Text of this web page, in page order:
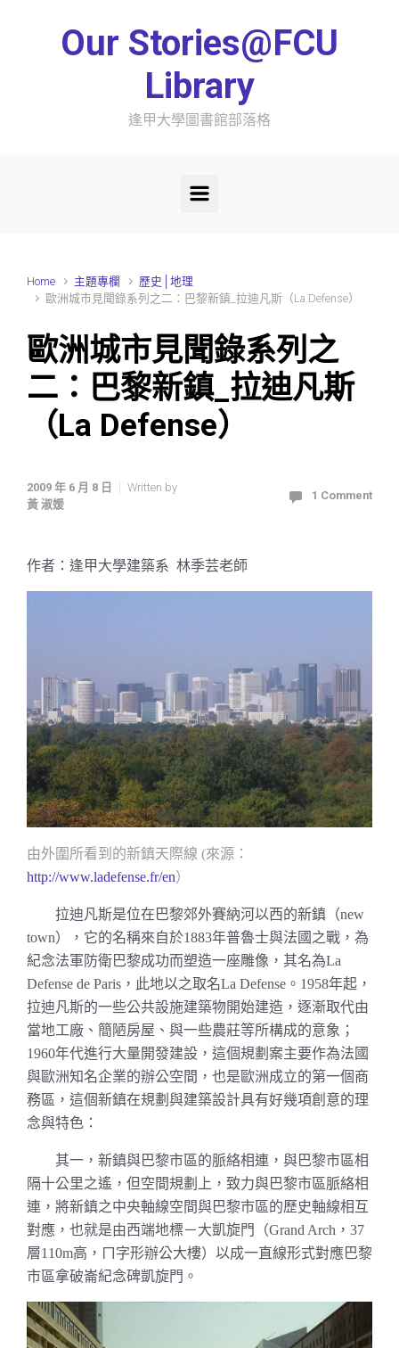
Our Stories@FCU
Library
逢甲大學圖書館部落格
Home 主題專欄
歷史│地理
歐洲城市見聞錄系列之二：巴黎新鎮_拉迪凡斯（La Defense）
歐洲城市見聞錄系列之
二：巴黎新鎮_拉迪凡斯
（La Defense）
2009 年 6 月 8 日
Written by
黃 淑媛
1 Comment
作者：逢甲大學建築系 林季芸老師
由外圍所看到的新鎮天際線 (來源：
http://www.ladefense.fr/en）
拉迪凡斯是位在巴黎郊外賽納河以西的新鎮（new
town），它的名稱來自於1883年普魯士與法國之戰，為
紀念法軍防衛巴黎成功而塑造一座雕像，其名為La
Defense de Paris ，此地以之取名La Defense 。 1958年起，
拉迪凡斯的一些公共設施建築物開始建造，逐漸取代由
當地工廠、簡陋房屋、與一些農莊等所構成的意象；
1960年代進行大量開發建設，這個規劃案主要作為法國
與歐洲知名企業的辦公空間，也是歐洲成立的第一個商
務區，這個新鎮在規劃與建築設計具有好幾項創意的理
念與特色：
其一，新鎮與巴黎市區的脈絡相連，與巴黎市區相
隔十公里之遙，但空間規劃上，致力與巴黎市區脈絡相
連，將新鎮之中央軸線空間與巴黎市區的歷史軸線相互
對應，也就是由西端地標－大凱旋門（Grand Arch ， 37
層110m高，ㄇ字形辦公大樓）以成一直線形式對應巴黎
市區拿破崙紀念碑凱旋門。